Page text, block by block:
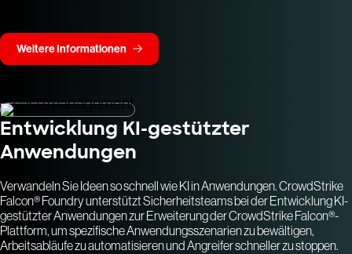
Weitere Informationen
Entwicklung KI-gestützter
Anwendungen
Verwandeln Sie Ideen so schnell wie KI in Anwendungen. CrowdStrike
Falcon® Foundry unterstützt Sicherheitsteams bei der Entwicklung KI-
gestützter Anwendungen zur Erweiterung der CrowdStrike Falcon®-
Plattform, um spezifische Anwendungsszenarien zu bewältigen,
Arbeitsabläufe zu automatisieren und Angreifer schneller zu stoppen.